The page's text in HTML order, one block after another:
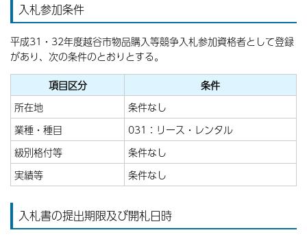
入札参加条件
平成31・32年度越谷市物品購入等競争入札参加資格者として登録
があり、次の条件のとおりとする。
項目区分
条件
所在地
条件なし
業種・種目
031：リース・レンタル
級別格付等
条件なし
実績等
条件なし
入札書の提出期限及び開札日時